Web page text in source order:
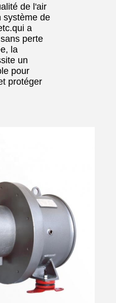
de l'air
système de
a
perte
la
un
pour
protéger